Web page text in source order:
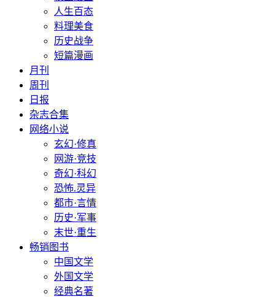
人生百态
料理美食
历史战争
短篇漫画
月刊
周刊
日报
杂志合集
网络小说
玄幻·修真
网游·竞技
奇幻·科幻
恐怖.灵异
都市·言情
历史·军事
末世·重生
畅销图书
中国文学
外国文学
经典名著